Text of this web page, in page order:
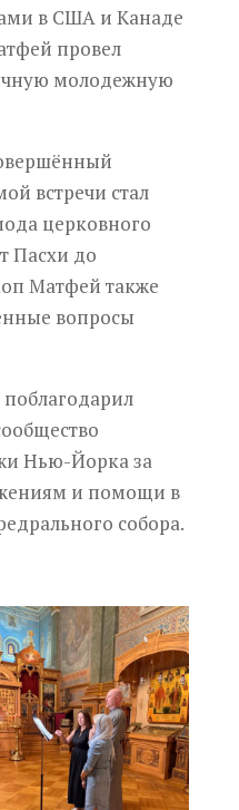
в США и Канаде
провел
молодежную
встречи стал
церковного
Пасхи до
Матфей также
вопросы
Нью-Йорка за
и помощи в
собора.